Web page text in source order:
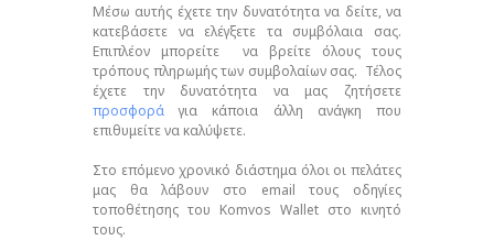
Μέσω αυτής έχετε την δυνατότητα να δείτε, να
κατεβάσετε να ελέγξετε τα συμβόλαια σας.
Επιπλέον μπορείτε να βρείτε όλους τους
τρόπους πληρωμής των συμβολαίων σας. Τέλος
έχετε την δυνατότητα να μας ζητήσετε
προσφορά για κάποια άλλη ανάγκη που
επιθυμείτε να καλύψετε.
Στο επόμενο χρονικό διάστημα όλοι οι πελάτες
μας θα λάβουν στο email τους οδηγίες
τοποθέτησης του Komvos Wallet στο κινητό
τους.